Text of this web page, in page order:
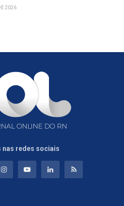
2026
nas redes sociais